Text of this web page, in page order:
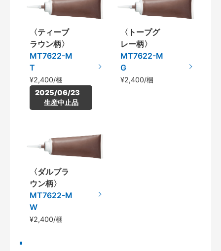
〈ティーブ
ラウン柄〉
MT7622-M
T
¥2,400/梱
2025/06/23
生産中止品
〈トープグ
レー柄〉
MT7622-M
G
¥2,400/梱
〈ダルブラ
ウン柄〉
MT7622-M
W
¥2,400/梱